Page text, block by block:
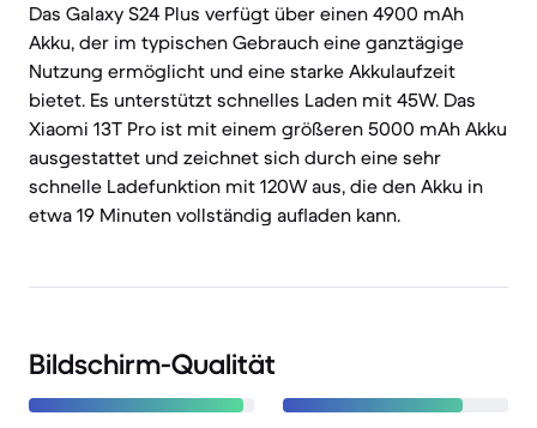
Das Galaxy S24 Plus verfügt über einen 4900 mAh
Akku, der im typischen Gebrauch eine ganztägige
Nutzung ermöglicht und eine starke Akkulaufzeit
bietet. Es unterstützt schnelles Laden mit 45W. Das
Xiaomi 13T Pro ist mit einem größeren 5000 mAh Akku
ausgestattet und zeichnet sich durch eine sehr
schnelle Ladefunktion mit 120W aus, die den Akku in
etwa 19 Minuten vollständig aufladen kann.
Bildschirm-Qualität